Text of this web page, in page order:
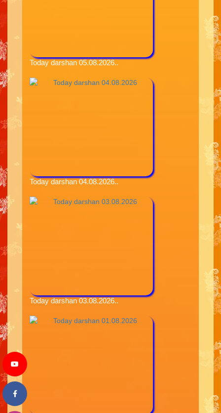
Today darshan 05.08.2026..
Today darshan 04.08.2026..
Today darshan 03.08.2026..